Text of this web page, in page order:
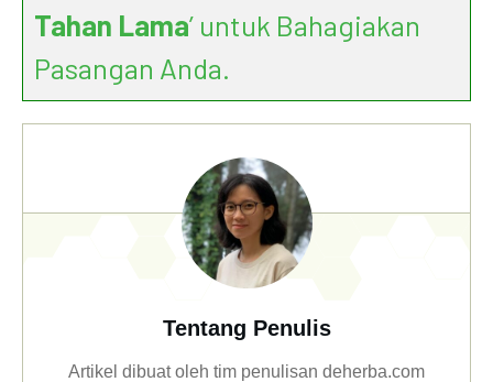
Tahan Lama’ untuk Bahagiakan
Pasangan Anda.
Tentang Penulis
Artikel dibuat oleh tim penulisan deherba.com